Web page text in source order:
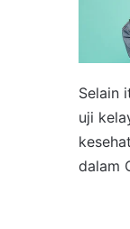
Selain
uji
dalam